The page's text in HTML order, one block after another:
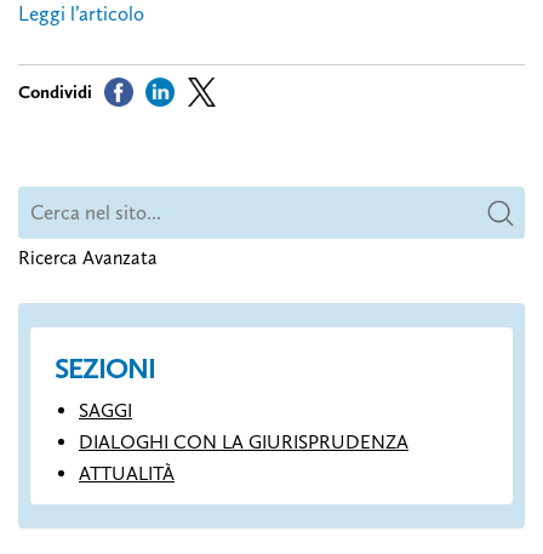
Ricerca Avanzata
SEZIONI
SAGGI
DIALOGHI CON LA GIURISPRUDENZA
ATTUALITÀ
Leggi l’articolo